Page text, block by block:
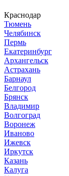
Краснодар
Тюмень
Челябинск
Пермь
Екатеринбург
Архангельск
Астрахань
Барнаул
Белгород
Брянск
Владимир
Волгоград
Воронеж
Иваново
Ижевск
Иркутск
Казань
Калуга